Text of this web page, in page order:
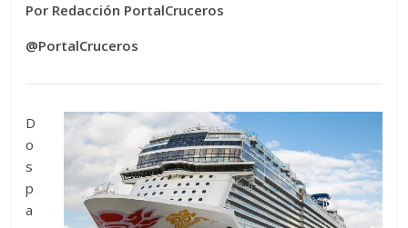
Por Redacción PortalCruceros
@PortalCruceros
D
o
s
p
a